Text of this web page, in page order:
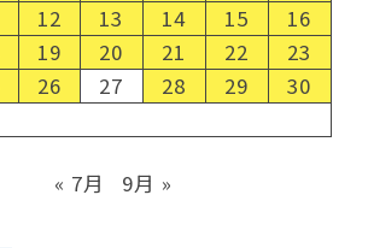
12 13 14 15
16
19 20 21 22
23
26 27 28 29
30
« 7月 9月 »